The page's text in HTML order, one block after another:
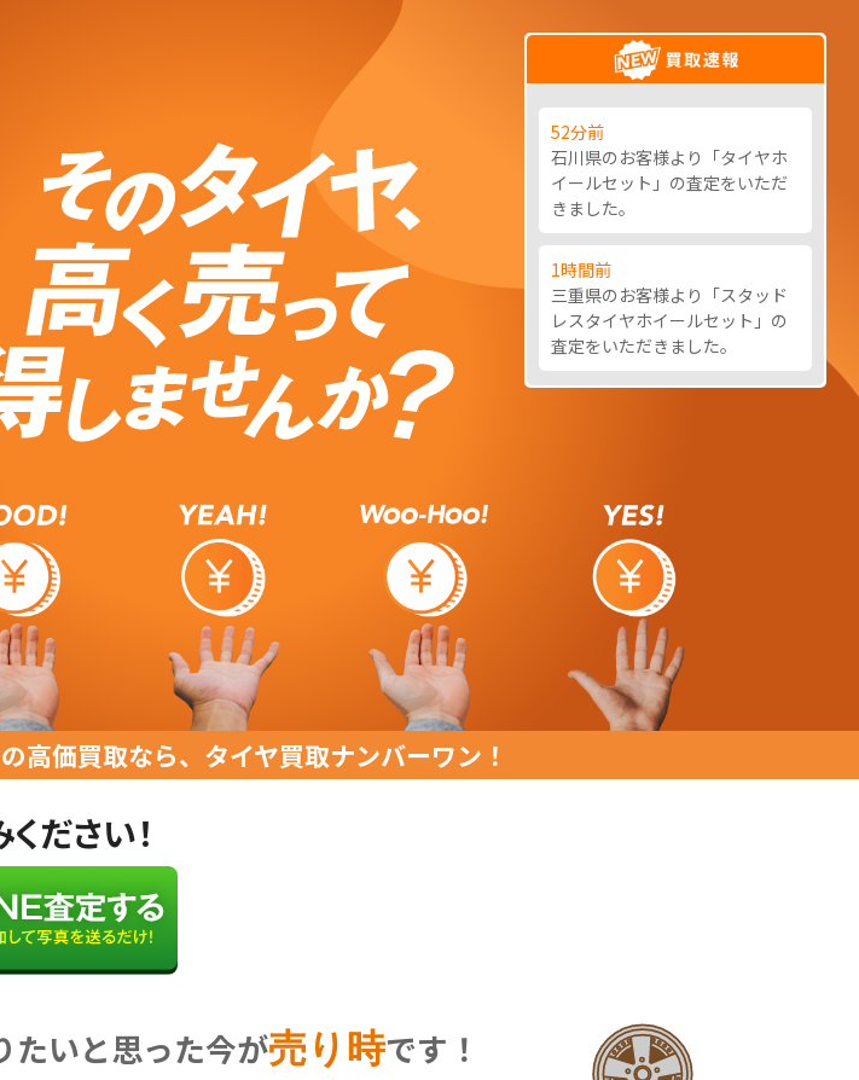
52分前
石川県のお客様より「タイヤホ
イールセット」の査定をいただ
きました。
1時間前
三重県のお客様より「スタッド
レスタイヤホイールセット」の
査定をいただきました。
1時間前
お客様より「タイヤホイールセ
ット」の査定をいただきまし
た。
ました。
1時間前
東京都のお客様より「タイヤの
み」の査定をいただきました。
1時間前
レスタイヤホイールセット」の
査定をいただきました。
高価買取なら、タイヤ買取ナンバーワン！
ださい！
たいと思った今が売り時です！